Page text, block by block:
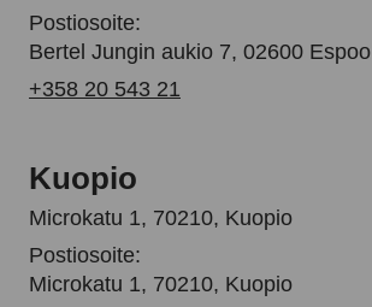
Postiosoite:
Bertel Jungin aukio 7, 02600 Espoo
+358 20 543 21
Kuopio
Microkatu 1, 70210, Kuopio
Postiosoite:
Microkatu 1, 70210, Kuopio